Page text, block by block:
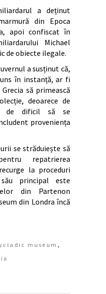
a deținut
din Epoca
apoi confiscat în
Michael
de obiecte ilegale.
a susținut că,
în instanță, ar fi
să primească
deoarece de
de dificil să se
proveniența
se străduiește să
repatrierea
la proceduri
principal este
din Partenon
din Londra încă
museum ,